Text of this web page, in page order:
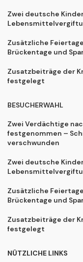
Zwei deutsche
Zusätzliche
Brückentage und
Zusatzbeiträge der
festgelegt
BESUCHERWAHL
Zwei Verdächtige
festgenommen –
verschwunden
Zwei deutsche
Zusätzliche
Brückentage und
Zusatzbeiträge der
festgelegt
NÜTZLICHE LINKS